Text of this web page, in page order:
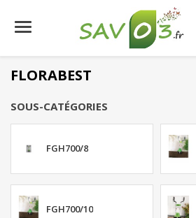
FLORABEST
SOUS-CATÉGORIES
FGH700/8
FGH700/10